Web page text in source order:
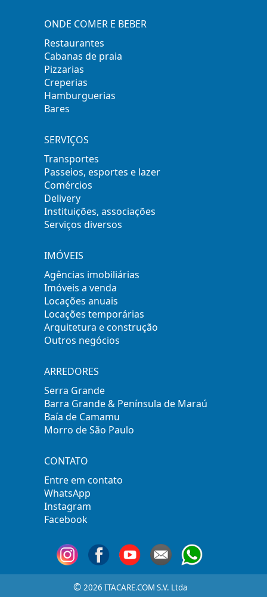
ONDE COMER E BEBER
Restaurantes
Cabanas de praia
Pizzarias
Creperias
Hamburguerias
Bares
SERVIÇOS
Transportes
Passeios, esportes e lazer
Comércios
Delivery
Instituições, associações
Serviços diversos
IMÓVEIS
Agências imobiliárias
Imóveis a venda
Locações anuais
Locações temporárias
Arquitetura e construção
Outros negócios
ARREDORES
Serra Grande
Barra Grande & Península de Maraú
Baía de Camamu
Morro de São Paulo
CONTATO
Entre em contato
WhatsApp
Instagram
Facebook
© 2026 ITACARE.COM S.V. Ltda